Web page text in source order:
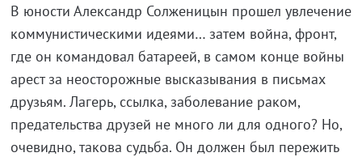
В юности Александр Солженицын прошел увлечение
коммунистическими идеями… затем война, фронт,
где он командовал батареей, в самом конце войны
арест за неосторожные высказывания в письмах
друзьям. Лагерь, ссылка, заболевание раком,
предательства друзей не много ли для одного? Но,
очевидно, такова судьба. Он должен был пережить